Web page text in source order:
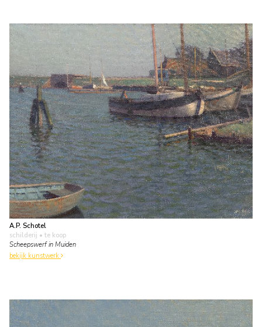
A.P. Schotel
schilderij • te koop
Scheepswerf in Muiden
bekijk kunstwerk